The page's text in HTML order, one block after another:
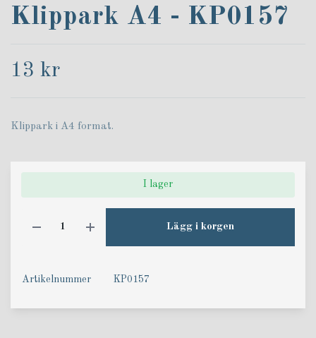
Klippark A4 - KP0157
13 kr
Klippark i A4 format.
I lager
Lägg i korgen
Artikelnummer KP0157